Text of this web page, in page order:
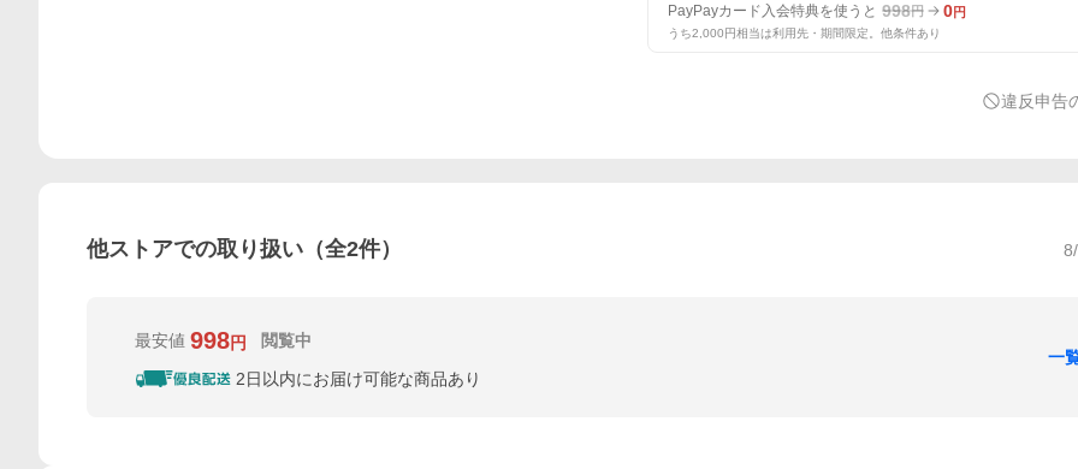
PayPayカード入会特典を使うと 998円 0円
うち2,000円相当は利用先・期間限定。他条件あり
違反申告
他ストアでの取り扱い（全2件）
最安値 998円
閲覧中
2日以内にお届け可能な商品あり
一